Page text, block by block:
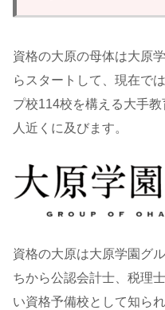
資格の大原の母体は大原
らスタートして、現在で
プ校114校を構える大手
人近くに及びます。
資格の大原は大原学園グ
ちから公認会計士、税理
い資格予備校として知ら